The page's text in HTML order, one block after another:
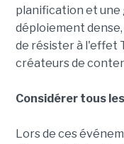
planification et une
déploiement
de résister à l'effet
créateurs de
Considérer tous
Lors de ces